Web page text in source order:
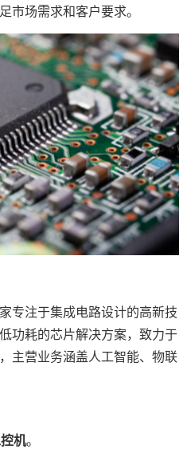
市场需求和客户要求。
注于集成电路设计的高新技
功耗的芯片解决方案，致力于
主营业务涵盖人工智能、物联
机。